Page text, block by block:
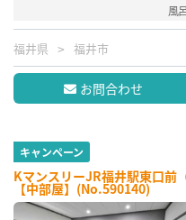
風
福井県 福井市
お問合わせ
キャンペーン
KマンスリーJR福井駅東口前
【中部屋】(No.590140)